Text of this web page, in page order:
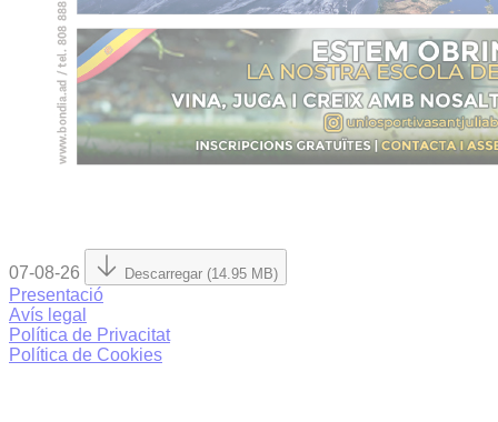
07-08-26 Descarregar (14.95 MB)
Presentació
Avís legal
Política de Privacitat
Política de Cookies